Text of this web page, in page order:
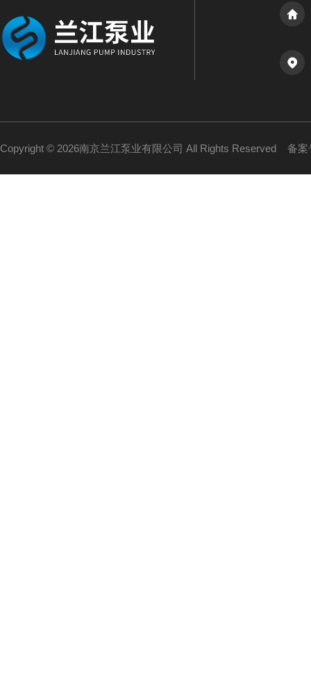
Copyright © 2026南京兰江泵业有限公司 All Rights Reserved 备案